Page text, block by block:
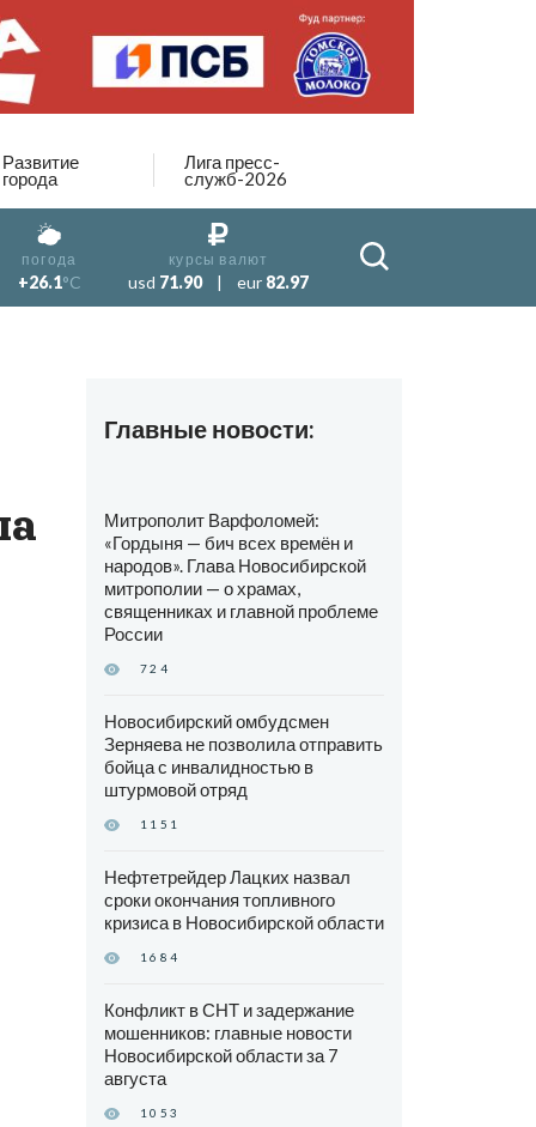
Развитие
города
Лига пресс-
служб-2026
погода
+26.1°C
курсы валют
usd 71.90 | eur 82.97
Главные новости:
Митрополит Варфоломей:
«Гордыня — бич всех времён и
народов». Глава Новосибирской
митрополии — о храмах,
священниках и главной проблеме
России
724
Новосибирский омбудсмен
Зерняева не позволила отправить
бойца с инвалидностью в
штурмовой отряд
1151
Нефтетрейдер Лацких назвал
сроки окончания топливного
кризиса в Новосибирской области
1684
Конфликт в СНТ и задержание
мошенников: главные новости
Новосибирской области за 7
августа
1053